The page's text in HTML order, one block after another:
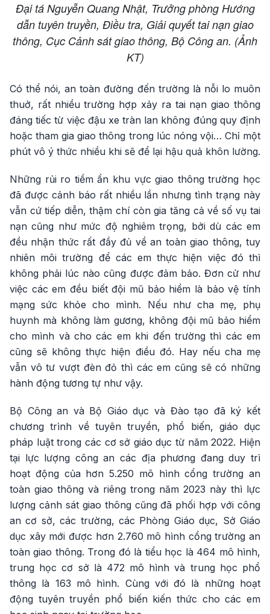
Đại tá Nguyễn Quang Nhật, Trưởng phòng Hướng
dẫn tuyên truyền, Điều tra, Giải quyết tai nạn giao
thông, Cục Cảnh sát giao thông, Bộ Công an. (Ảnh
KT)
Có thể nói, an toàn đường đến trường là nỗi lo muôn
thuở, rất nhiều trường hợp xảy ra tai nạn giao thông
đáng tiếc từ việc đậu xe tràn lan không đúng quy định
hoặc tham gia giao thông trong lúc nóng vội… Chỉ một
phút vô ý thức nhiều khi sẽ để lại hậu quả khôn lường.
Những rủi ro tiềm ẩn khu vực giao thông trường học
đã được cảnh báo rất nhiều lần nhưng tình trạng này
vẫn cứ tiếp diễn, thậm chí còn gia tăng cả về số vụ tai
nạn cũng như mức độ nghiêm trọng, bởi dù các em
đều nhận thức rất đầy đủ về an toàn giao thông, tuy
nhiên môi trường để các em thực hiện việc đó thì
không phải lúc nào cũng được đảm bảo. Đơn cử như
việc các em đều biết đội mũ bảo hiểm là bảo vệ tính
mạng sức khỏe cho mình. Nếu như cha mẹ, phụ
huynh mà không làm gương, không đội mũ bảo hiểm
cho mình và cho các em khi đến trường thì các em
cũng sẽ không thực hiện điều đó. Hay nếu cha mẹ
vẫn vô tư vượt đèn đỏ thì các em cũng sẽ có những
hành động tương tự như vậy.
Bộ Công an và Bộ Giáo dục và Đào tạo đã ký kết
chương trình về tuyên truyền, phổ biến, giáo dục
pháp luật trong các cơ sở giáo dục từ năm 2022. Hiện
tại lực lượng công an các địa phương đang duy trì
hoạt động của hơn 5.250 mô hình cổng trường an
toàn giao thông và riêng trong năm 2023 này thì lực
lượng cảnh sát giao thông cũng đã phối hợp với công
an cơ sở, các trường, các Phòng Giáo dục, Sở Giáo
dục xây mới được hơn 2.760 mô hình cổng trường an
toàn giao thông. Trong đó là tiểu học là 464 mô hình,
trung học cơ sở là 472 mô hình và trung học phổ
thông là 163 mô hình. Cùng với đó là những hoạt
động tuyên truyền phổ biến kiến thức cho các em